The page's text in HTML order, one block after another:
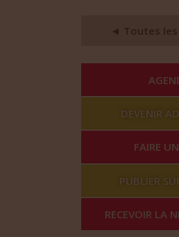
◄ Toutes
DEVENIR
FAIRE
PUBLIER
RECEVOIR LA